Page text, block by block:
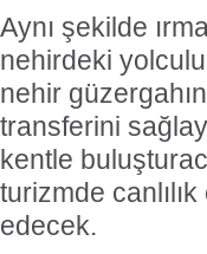
Aynı şekilde
nehirdeki
nehir
transferini
kentle
turizmde
edecek.